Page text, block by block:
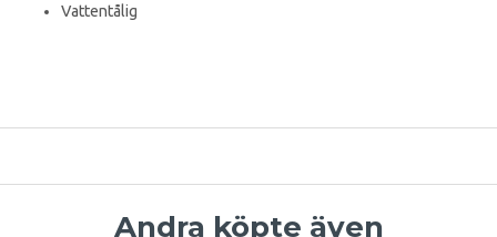
Vattentålig
Andra köpte även